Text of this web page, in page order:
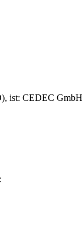
ist: CEDEC